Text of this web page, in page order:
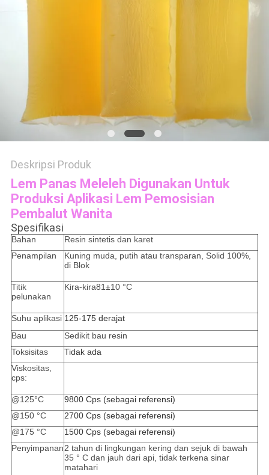
Deskripsi Produk
Lem Panas Meleleh Digunakan Untuk
Produksi Aplikasi Lem Pemosisian
Pembalut Wanita
Spesifikasi
Bahan
Resin sintetis dan karet
Penampilan
Kuning muda, putih atau transparan, Solid 100%,
di Blok
Titik
pelunakan
Kira-kira81±10 °C
Suhu aplikasi 125-175 derajat
Bau
Sedikit bau resin
Toksisitas
Tidak ada
Viskositas,
cps:
@125°C
9800 Cps (sebagai referensi)
@150 °C
2700 Cps (sebagai referensi)
@175 °C
1500 Cps (sebagai referensi)
Penyimpanan2 tahun di lingkungan kering dan sejuk di bawah
35 ° C dan jauh dari api, tidak terkena sinar
matahari